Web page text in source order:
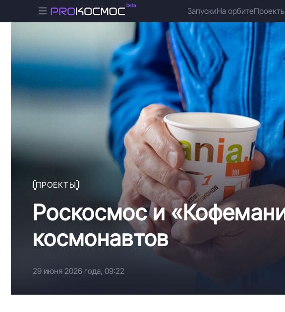
ЗапускиНа орбите
ПРОЕКТЫ
Роскосмос и
космонавтов
29 июня 2026 года, 09:22